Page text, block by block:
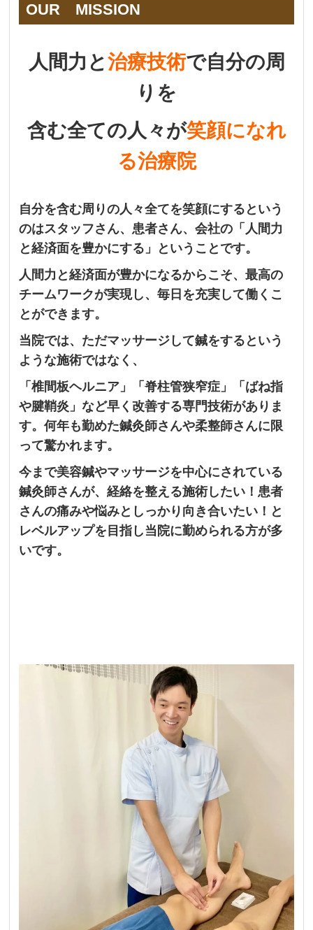
OUR MISSION
人間力と治療技術で自分の周
りを
含む全ての人々が笑顔になれ
る治療院
自分を含む周りの人々全てを笑顔にするという
のはスタッフさん、患者さん、会社の「人間力
と経済面を豊かにする」ということです。
人間力と経済面が豊かになるからこそ、最高の
チームワークが実現し、毎日を充実して働くこ
とができます。
当院では、ただマッサージして鍼をするという
ような施術ではなく、
「椎間板ヘルニア」
「脊柱管狭窄症」「ばね指
や腱鞘炎」など早く改善する専門技術がありま
す。何年も勤めた鍼灸師さんや柔整師さんに限
って驚かれます。
今まで美容鍼やマッサージを中心にされている
鍼灸師さんが、経絡を整える施術したい！患者
さんの痛みや悩みとしっかり向き合いたい！と
レベルアップを目指し当院に勤められる方が多
いです。